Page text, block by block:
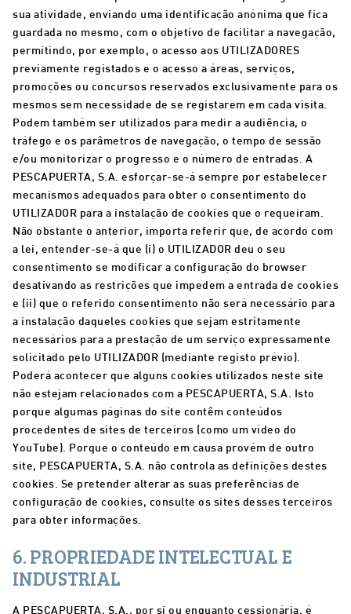
sua atividade, enviando uma identificação anónima que fica
guardada no mesmo, com o objetivo de facilitar a navegação,
permitindo, por exemplo, o acesso aos UTILIZADORES
previamente registados e o acesso a áreas, serviços,
promoções ou concursos reservados exclusivamente para os
mesmos sem necessidade de se registarem em cada visita.
Podem também ser utilizados para medir a audiência, o
tráfego e os parâmetros de navegação, o tempo de sessão
e/ou monitorizar o progresso e o número de entradas. A
PESCAPUERTA, S.A. esforçar-se-á sempre por estabelecer
mecanismos adequados para obter o consentimento do
UTILIZADOR para a instalação de cookies que o requeiram.
Não obstante o anterior, importa referir que, de acordo com
a lei, entender-se-á que (i) o UTILIZADOR deu o seu
consentimento se modificar a configuração do browser
desativando as restrições que impedem a entrada de cookies
e (ii) que o referido consentimento não será necessário para
a instalação daqueles cookies que sejam estritamente
necessários para a prestação de um serviço expressamente
solicitado pelo UTILIZADOR (mediante registo prévio).
Poderá acontecer que alguns cookies utilizados neste site
não estejam relacionados com a PESCAPUERTA, S.A. Isto
porque algumas páginas do site contêm conteúdos
procedentes de sites de terceiros (como um vídeo do
YouTube). Porque o conteúdo em causa provém de outro
site, PESCAPUERTA, S.A. não controla as definições destes
cookies. Se pretender alterar as suas preferências de
configuração de cookies, consulte os sites desses terceiros
para obter informações.
6. PROPRIEDADE INTELECTUAL E
INDUSTRIAL
A PESCAPUERTA, S.A., por si ou enquanto cessionária, é